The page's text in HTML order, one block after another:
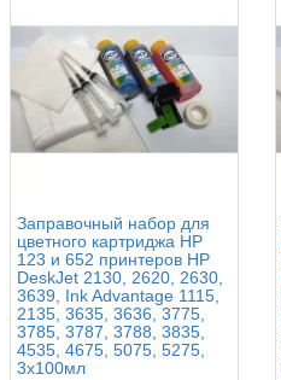
Заправочный набор для
цветного картриджа HP
123 и 652 принтеров HP
DeskJet 2130, 2620, 2630,
3639, Ink Advantage 1115,
2135, 3635, 3636, 3775,
3785, 3787, 3788, 3835,
4535, 4675, 5075, 5275,
3x100мл